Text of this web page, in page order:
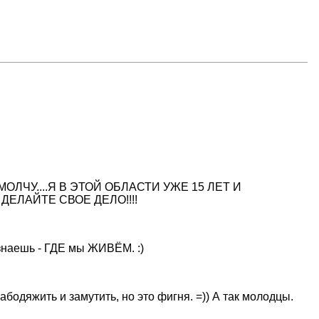
В ЭТОЙ ОБЛАСТИ УЖЕ 15 ЛЕТ И
СВОЕ ДЕЛО!!!!
знаешь - ГДЕ мы ЖИВЁМ. :)
и замутить, но это фигня. =)) А так молодцы.